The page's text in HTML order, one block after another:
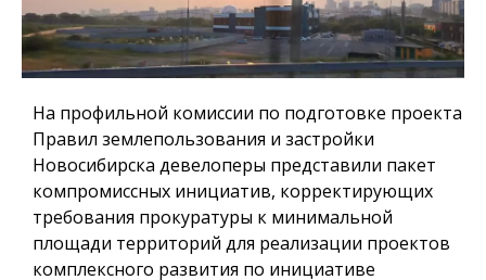
На профильной комиссии по подготовке проекта
Правил землепользования и застройки
Новосибирска девелоперы представили пакет
компромиссных инициатив, корректирующих
требования прокуратуры к минимальной
площади территорий для реализации проектов
комплексного развития по инициативе